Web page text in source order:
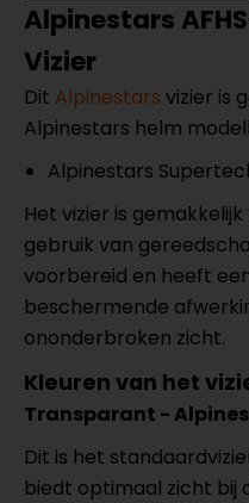
Alpinestars
Vizier
Dit Alpinestars vizier is
Alpinestars helm
Alpinestars
Het vizier is
gebruik van
voorbereid en heeft
beschermende
ononderbroken zicht.
Kleuren van het
Transparant -
Dit is het
biedt optimaal zicht bij